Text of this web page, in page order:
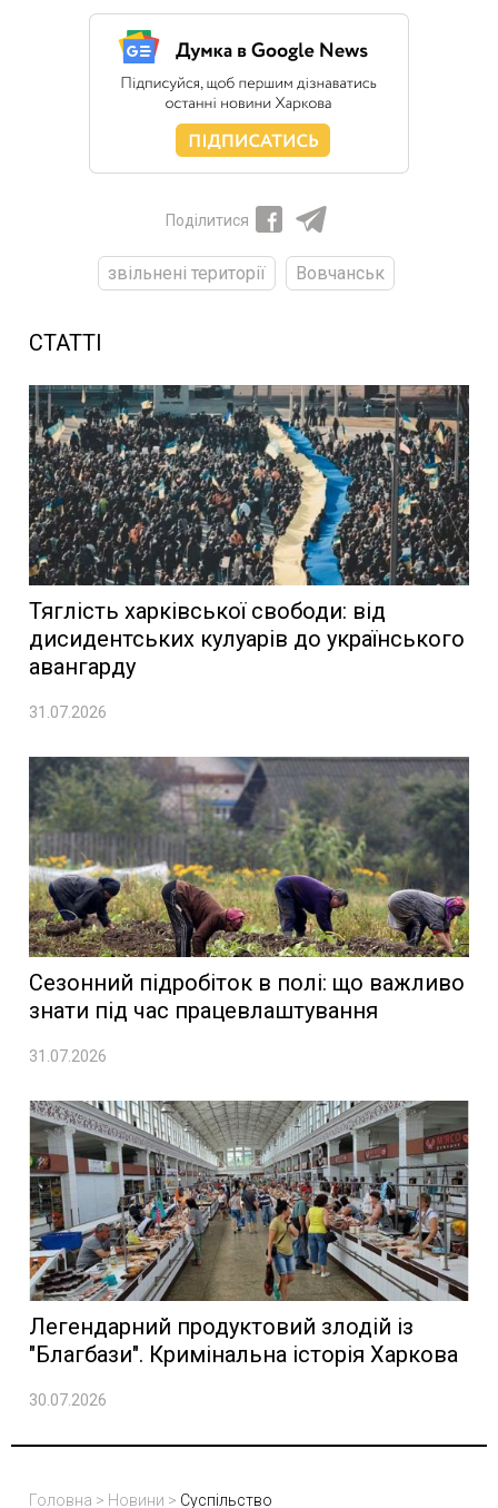
Поділитися
звільнені території Вовчанськ
СТАТТІ
Тяглість харківської свободи: від
дисидентських кулуарів до українського
авангарду
31.07.2026
Сезонний підробіток в полі: що важливо
знати під час працевлаштування
31.07.2026
Легендарний продуктовий злодій із
"Благбази". Кримінальна історія Харкова
30.07.2026
Головна > Новини > Суспільство